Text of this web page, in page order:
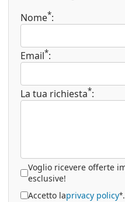
Nome*:
Email*:
La tua richiesta*:
Voglio ricevere offerte
esclusive!
Accetto laprivacy policy*.